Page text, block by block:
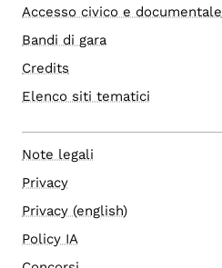
Accesso civico e documentale
Bandi di gara
Credits
Elenco siti tematici
Note legali
Privacy
Privacy (english)
Policy IA